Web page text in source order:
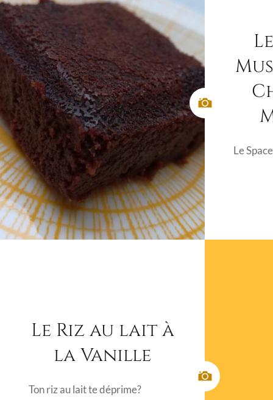
Le
Le Riz au lait à
la Vanille
Ton riz au lait te déprime?